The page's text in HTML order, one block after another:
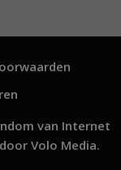
van Internet
Volo Media.